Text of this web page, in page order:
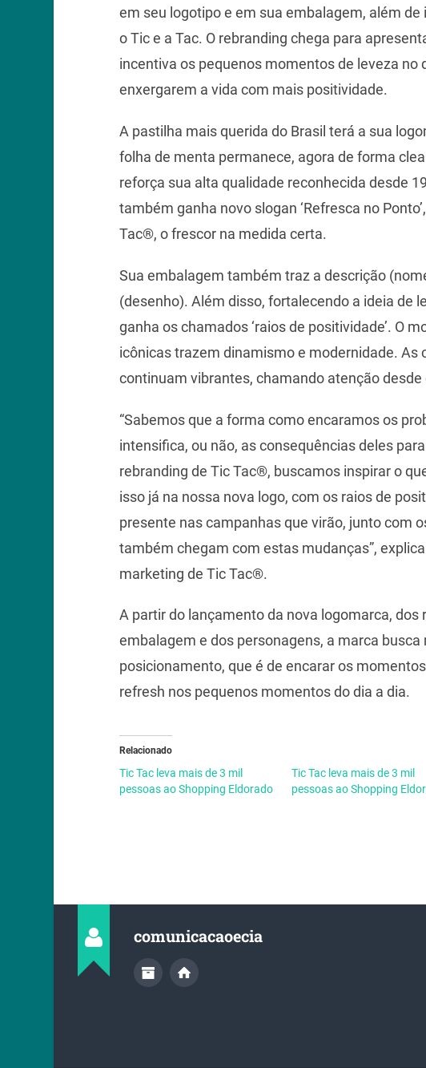
em seu logotipo e em sua embalagem, além
o Tic e a Tac. O rebranding chega para
incentiva os pequenos momentos de leveza no
enxergarem a vida com mais positividade.
A pastilha mais querida do Brasil terá a sua
folha de menta permanece, agora de forma
reforça sua alta qualidade reconhecida desde
também ganha novo slogan ‘Refresca no
Tac®, o frescor na medida certa.
Sua embalagem também traz a descrição
(desenho). Além disso, fortalecendo a ideia de
ganha os chamados ‘raios de positividade’. O
icônicas trazem dinamismo e modernidade. As
continuam vibrantes, chamando atenção desde
“Sabemos que a forma como encaramos os
intensifica, ou não, as consequências deles
rebranding de Tic Tac®, buscamos inspirar o
isso já na nossa nova logo, com os raios de
presente nas campanhas que virão, junto com
também chegam com estas mudanças”,
marketing de Tic Tac®.
A partir do lançamento da nova logomarca, dos
embalagem e dos personagens, a marca busca
posicionamento, que é de encarar os
refresh nos pequenos momentos do dia a dia.
Relacionado
Tic Tac leva mais de 3 mil
pessoas ao Shopping Eldorado
Tic Tac leva mais de 3 mil
pessoas ao Shopping
comunicacaoecia